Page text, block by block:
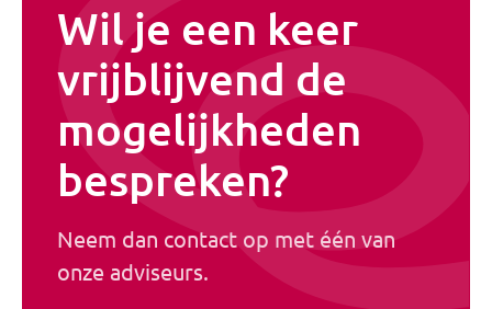
Wil je een keer
vrijblijvend de
mogelijkheden
bespreken?
Neem dan contact op met één van
onze adviseurs.